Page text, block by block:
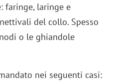
faringe, laringe e
del collo. Spesso
o le ghiandole
nei seguenti casi: